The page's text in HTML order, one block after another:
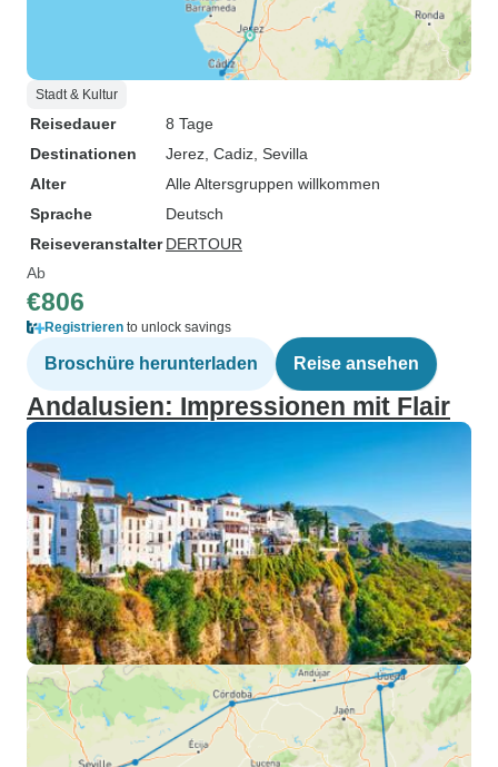
Stadt & Kultur
Reisedauer
8 Tage
Destinationen
Jerez , Cadiz , Sevilla
Alter
Alle Altersgruppen willkommen
Sprache
Deutsch
Reiseveranstalter DERTOUR
Ab
€806
Registrieren to unlock savings
Broschüre herunterladen Reise ansehen
Andalusien: Impressionen mit Flair